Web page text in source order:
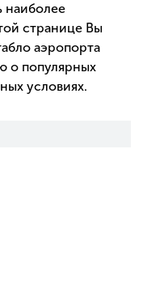
наиболее
странице Вы
аэропорта
о популярных
условиях.